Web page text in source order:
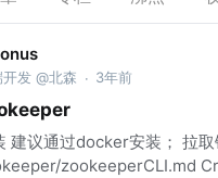
开发 @北森 · 3年前
建议通过docker安装； 拉
zookeeperCLI.md